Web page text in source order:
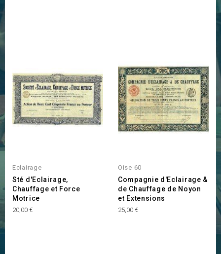
Eclairage
Sté d'Eclairage,
Chauffage et Force
Motrice
Prix
20,00 €
Oise 60
Compagnie d'Eclairage &
de Chauffage de Noyon
et Extensions
Prix
25,00 €